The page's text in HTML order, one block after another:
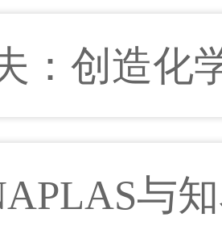
返上海滩
：创造化
未来
与